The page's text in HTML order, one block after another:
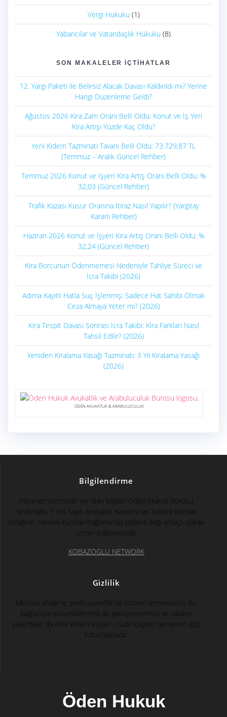
Vergi Hukuku (1)
Yabancılar ve Vatandaşlık Hukuku (8)
SON MAKALELER İÇTIHATLAR
12. Yargı Paketi ile Belirsiz Alacak Davası Kaldırıldı mı? Yerine
Hangi Düzenleme Geldi?
Ağustos 2026 Kira Zam Oranı Belli Oldu: Konut ve İş Yeri
Kira Artışı Yüzde Kaç Oldu?
Yeni Kıdem Tazminatı Tavanı Belli Oldu: 73.729,87 TL
(Temmuz – Aralık Güncel Rehber)
Temmuz 2026 Konut ve İşyeri Kira Artış Oranı Belli Oldu: %
32,03 (Güncel Rehber)
Trafik Kazası Kusur Oranına İtiraz Nasıl Yapılır? (Yargıtay
Kararlı Rehber)
Haziran 2026 Konut ve İşyeri Kira Artış Oranı Belli Oldu: %
32,24 (Güncel Rehber)
Kira Borcunun Ödenmemesi Nedeniyle Tahliye Süreci ve
İcra Takibi (2026)
Adıma Kayıtlı Hatla Suç İşlenmiş: Sadece Hat Sahibi Olmak
Ceza Almaya Yeter mi? (2026)
Kira Tespit Davası Sonrası İcra Takibi: Kira Farkları Nasıl
Tahsil Edilir? (2026)
Yeniden Kiralama Yasağı Tazminatı: 3 Yıl Kiralama Yasağı
(2026)
ÖDEN AVUKATLIK & ARABULUCULUK
Bilgilendirme
İnternet sitemizde yer alan bilgiler Öden Hukuk Bürosu
tarafından, 1136 sayılı Avukatlık Kanun’u ve Türkiye Barolar
Birliğinin meslek kuruları bağlamında sadece bilgi amaçlı olarak
temin edilmektedir
KOBAZOGLU NETWORK
Gizlilik
Mesleki ahlak ve profesyonellik ile hizmet vermekteyiz. Bu
bağlamda müvekkillerimiz ile görüşmelerimiz ve yapılan
çalışmalar da elde edilen kişisel / tüzel bilgiler tamamen gizli
tutulmaktadır.
Öden Hukuk